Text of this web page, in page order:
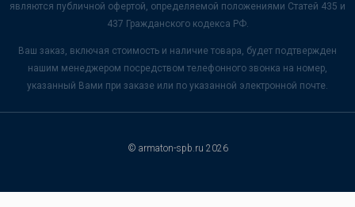
являются публичной офертой, определяемой положениями Статей 435 и
437 Гражданского кодекса РФ.
Ваш заказ, включая стоимость и наличие товара, будет подтвержден
нашим менеджером посредством телефонного звонка на номер,
указанный Вами при заказе или по указанной электронной почте.
© armaton-spb.ru 2026